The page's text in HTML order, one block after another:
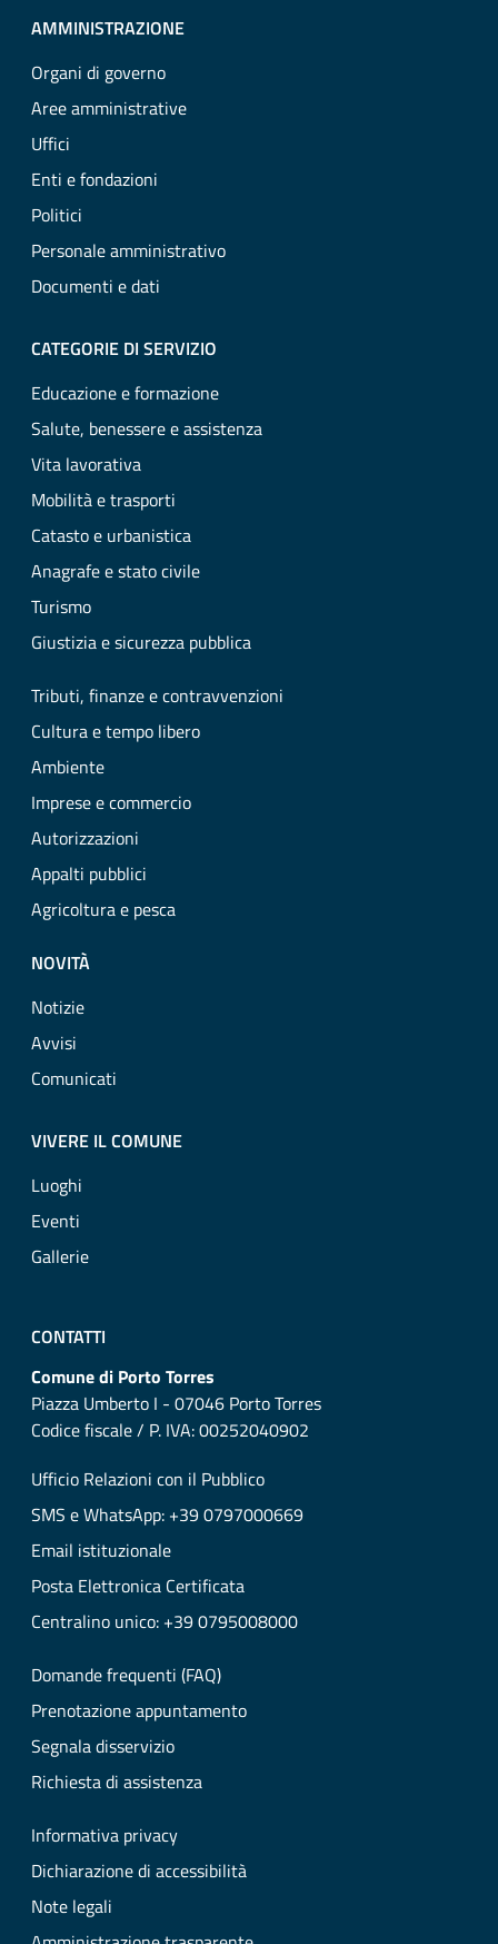
AMMINISTRAZIONE
Organi di governo
Aree amministrative
Uffici
Enti e fondazioni
Politici
Personale amministrativo
Documenti e dati
CATEGORIE DI SERVIZIO
Educazione e formazione
Salute, benessere e assistenza
Vita lavorativa
Mobilità e trasporti
Catasto e urbanistica
Anagrafe e stato civile
Turismo
Giustizia e sicurezza pubblica
Tributi, finanze e contravvenzioni
Cultura e tempo libero
Ambiente
Imprese e commercio
Autorizzazioni
Appalti pubblici
Agricoltura e pesca
NOVITÀ
Notizie
Avvisi
Comunicati
VIVERE IL COMUNE
Luoghi
Eventi
Gallerie
CONTATTI
Comune di Porto Torres
Piazza Umberto I - 07046 Porto Torres
Codice fiscale / P. IVA: 00252040902
Ufficio Relazioni con il Pubblico
SMS e WhatsApp: +39 0797000669
Email istituzionale
Posta Elettronica Certificata
Centralino unico: +39 0795008000
Domande frequenti (FAQ)
Prenotazione appuntamento
Segnala disservizio
Richiesta di assistenza
Informativa privacy
Dichiarazione di accessibilità
Note legali